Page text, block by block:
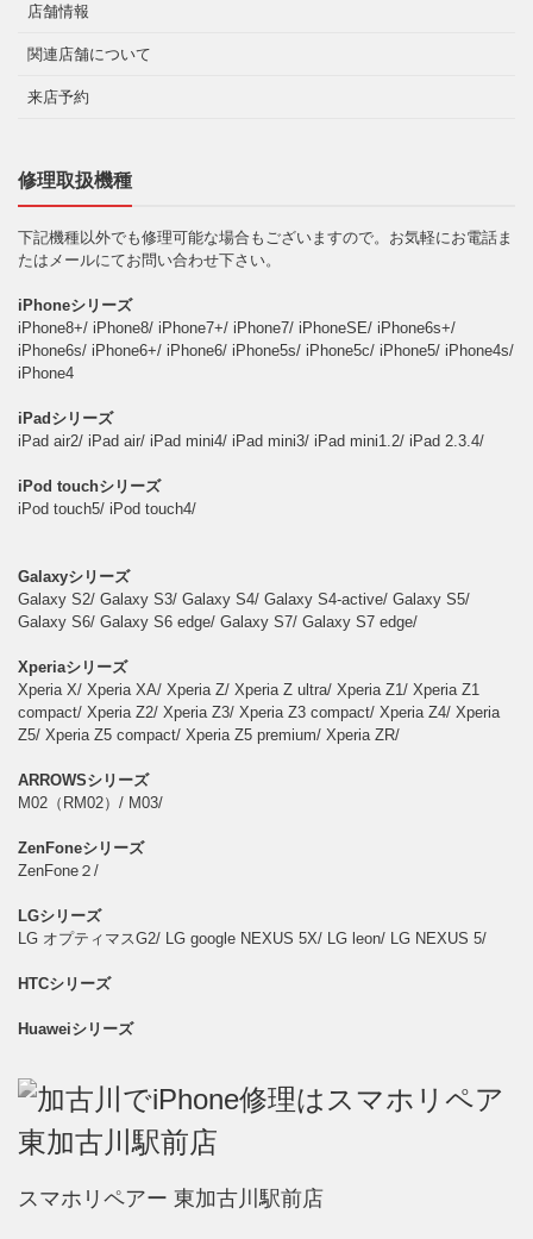
店舗情報
関連店舗について
来店予約
修理取扱機種
下記機種以外でも修理可能な場合もございますので。お気軽にお電話ま
たはメールにてお問い合わせ下さい。
iPhoneシリーズ
iPhone8+/ iPhone8/ iPhone7+/ iPhone7/ iPhoneSE/ iPhone6s+/
iPhone6s/ iPhone6+/ iPhone6/ iPhone5s/ iPhone5c/ iPhone5/ iPhone4s/
iPhone4
iPadシリーズ
iPad air2/ iPad air/ iPad mini4/ iPad mini3/ iPad mini1.2/ iPad 2.3.4/
iPod touchシリーズ
iPod touch5/ iPod touch4/
Galaxyシリーズ
Galaxy S2/ Galaxy S3/ Galaxy S4/ Galaxy S4-active/ Galaxy S5/
Galaxy S6/ Galaxy S6 edge/ Galaxy S7/ Galaxy S7 edge/
Xperiaシリーズ
Xperia X/ Xperia XA/ Xperia Z/ Xperia Z ultra/ Xperia Z1/ Xperia Z1
compact/ Xperia Z2/ Xperia Z3/ Xperia Z3 compact/ Xperia Z4/ Xperia
Z5/ Xperia Z5 compact/ Xperia Z5 premium/ Xperia ZR/
ARROWSシリーズ
M02（RM02）/ M03/
ZenFoneシリーズ
ZenFone２/
LGシリーズ
LG オプティマスG2/ LG google NEXUS 5X/ LG leon/ LG NEXUS 5/
HTCシリーズ
Huaweiシリーズ
スマホリペアー 東加古川駅前店